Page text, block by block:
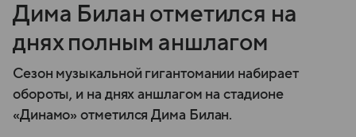
Дима Билан отметился на
днях полным аншлагом
Сезон музыкальной гигантомании набирает
обороты, и на днях аншлагом на стадионе
«Динамо» отметился Дима Билан.